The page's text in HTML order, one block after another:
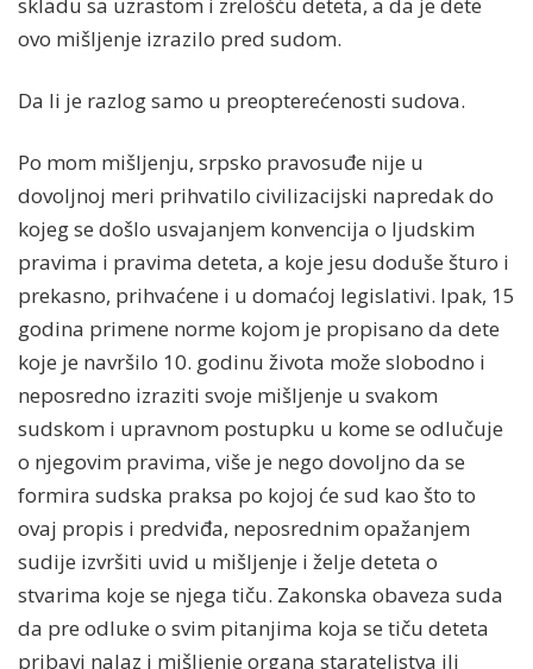
ovo mišljenje izrazilo pred sudom.
Da li je razlog samo u preopterećenosti sudova.
Po mom mišljenju, srpsko pravosuđe nije u
dovoljnoj meri prihvatilo civilizacijski napredak do
kojeg se došlo usvajanjem konvencija o ljudskim
pravima i pravima deteta, a koje jesu doduše šturo i
prekasno, prihvaćene i u domaćoj legislativi. Ipak, 15
godina primene norme kojom je propisano da dete
koje je navršilo 10. godinu života može slobodno i
neposredno izraziti svoje mišljenje u svakom
sudskom i upravnom postupku u kome se odlučuje
o njegovim pravima, više je nego dovoljno da se
formira sudska praksa po kojoj će sud kao što to
ovaj propis i predviđa, neposrednim opažanjem
sudije izvršiti uvid u mišljenje i želje deteta o
stvarima koje se njega tiču. Zakonska obaveza suda
da pre odluke o svim pitanjima koja se tiču deteta
pribavi nalaz i mišljenje organa starateljstva ili